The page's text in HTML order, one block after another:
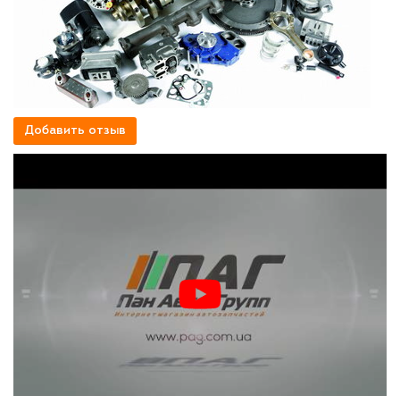
Добавить отзыв